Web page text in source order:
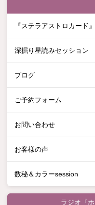
『ステラアストロカード』
深掘り星読みセッション
ブログ
ご予約フォーム
お問い合わせ
お客様の声
数秘＆カラーsession
ラジオ『